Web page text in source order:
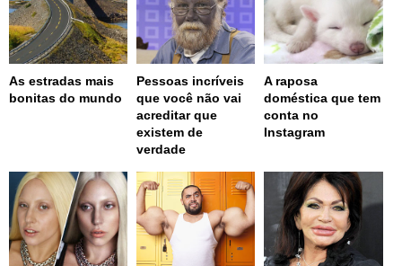
As estradas mais
bonitas do mundo
Pessoas incríveis
que você não vai
acreditar que
existem de
verdade
A raposa
doméstica que tem
conta no
Instagram